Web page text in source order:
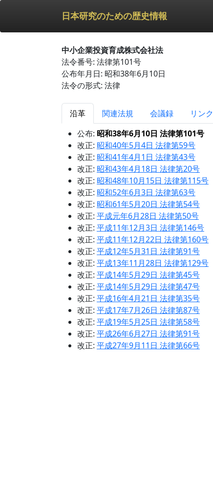
日本研究のための歴史情報
中小企業投資育成株式会社法
法令番号: 法律第101号
公布年月日: 昭和38年6月10日
法令の形式: 法律
沿革 関連法規 会議録
リンク
公布: 昭和38年6月10日 法律第101号
改正: 昭和40年5月4日 法律第59号
改正: 昭和41年4月1日 法律第43号
改正: 昭和43年4月18日 法律第20号
改正: 昭和48年10月15日 法律第115号
改正: 昭和52年6月3日 法律第63号
改正: 昭和61年5月20日 法律第54号
改正: 平成元年6月28日 法律第50号
改正: 平成11年12月3日 法律第146号
改正: 平成11年12月22日 法律第160号
改正: 平成12年5月31日 法律第91号
改正: 平成13年11月28日 法律第129号
改正: 平成14年5月29日 法律第45号
改正: 平成14年5月29日 法律第47号
改正: 平成16年4月21日 法律第35号
改正: 平成17年7月26日 法律第87号
改正: 平成19年5月25日 法律第58号
改正: 平成26年6月27日 法律第91号
改正: 平成27年9月11日 法律第66号